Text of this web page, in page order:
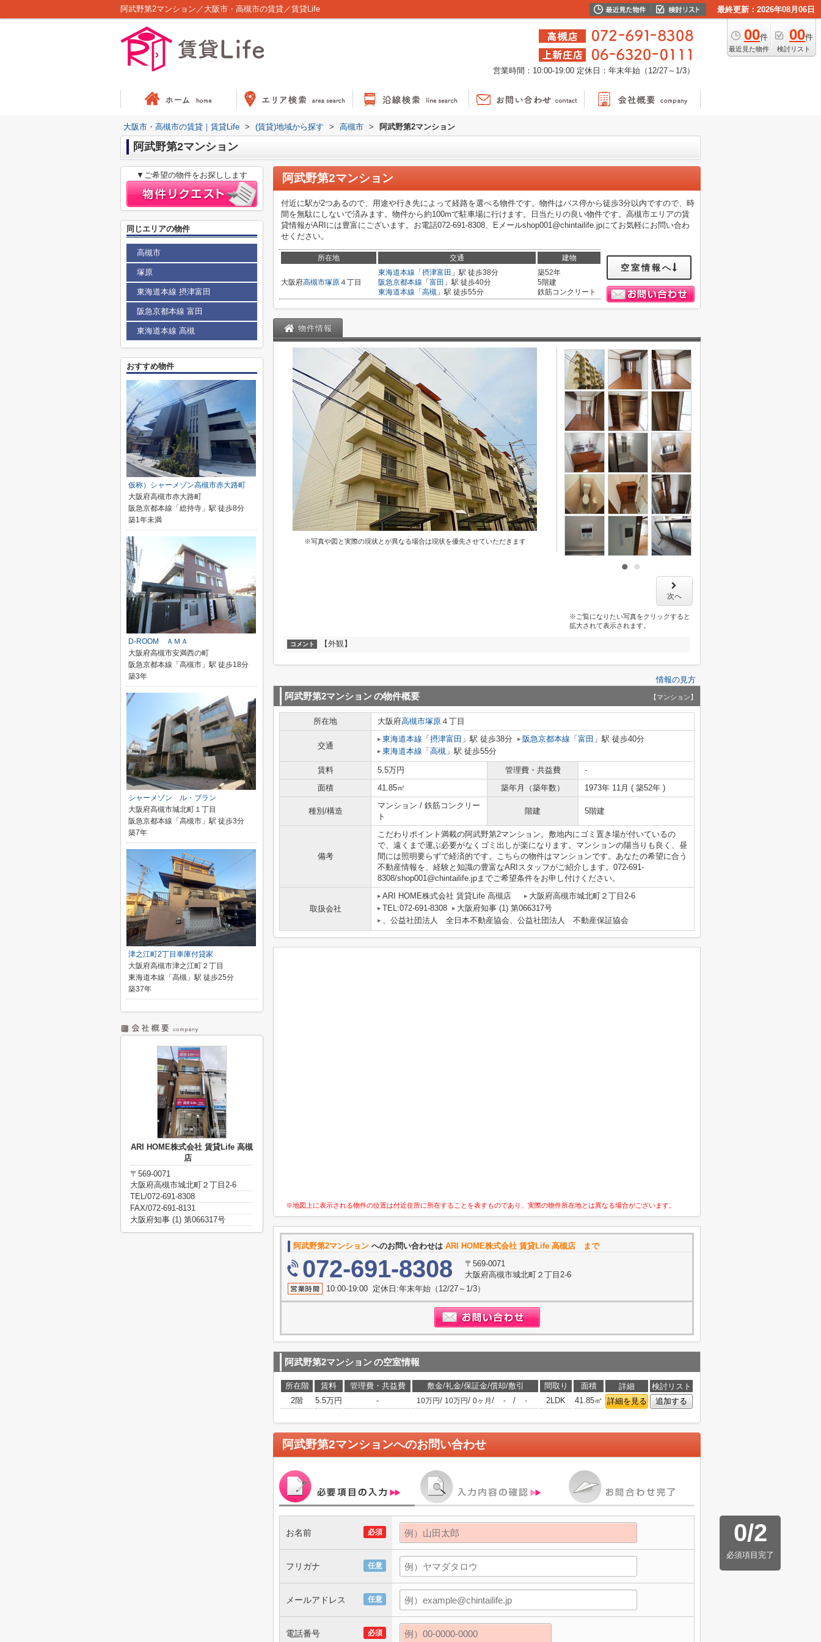
阿武野第2マンション／大阪市・高槻市の賃貸／賃貸Life 最終更新：2026年08月06日
00件
最近見た物件
00件
検討リスト
営業時間：10:00-19:00 定休日：年末年始（12/27～1/3）
大阪市・高槻市の賃貸｜賃貸Life > (賃貸)地域から探す > 高槻市 > 阿武野第2マンション
阿武野第2マンション
阿武野第2マンション
付近に駅が2つあるので、用途や行き先によって経路を選べる物件です。物件はバス停から徒歩3分以内ですので、時
間を無駄にしないで済みます。物件から約100mで駐車場に行けます。日当たりの良い物件です。高槻市エリアの賃
貸情報がARIには豊富にございます。お電話072-691-8308、Eメールshop001@chintailife.jpにてお気軽にお問い合わ
せください。
所在地 交通 建物
大阪府高槻市塚原４丁目
東海道本線 「 摂津富田 」駅 徒歩38分
阪急京都本線 「 富田 」駅 徒歩40分
東海道本線 「 高槻 」駅 徒歩55分
築52年
5階建
鉄筋コンクリート
空室情報へ
物件情報
※写真や図と実際の現状とが異なる場合は現状を優先させていただきます
次へ
※ご覧になりたい写真をクリックすると
拡大されて表示されます。
コメント 【外観】
情報の見方
阿武野第2マンションの物件概要 【マンション】
所在地 大阪府高槻市塚原 ４丁目
交通
東海道本線 「 摂津富田 」駅 徒歩38分 阪急京都本線 「 富田 」駅 徒歩40分
東海道本線 「 高槻 」駅 徒歩55分
賃料 5.5万円 管理費・共益費
-
面積
41.85㎡ 築年月（築年数） 1973年 11月 ( 築52年 )
種別/構造
マンション / 鉄筋コンクリー
ト
階建 5階建
備考
こだわりポイント満載の阿武野第2マンション。敷地内にゴミ置き場が付いているの
で、遠くまで運ぶ必要がなくゴミ出しが楽になります。マンションの陽当りも良く、昼
間には照明要らずで経済的です。こちらの物件はマンションです。あなたの希望に合う
不動産情報を、経験と知識の豊富なARIスタッフがご紹介します。072-691-
8308/shop001@chintailife.jpまでご希望条件をお申し付けください。
取扱会社
ARI HOME株式会社 賃貸Life 高槻店
大阪府高槻市城北町２丁目2-6
TEL:072-691-8308
大阪府知事 (1) 第066317号
、公益社団法人 全日本不動産協会、公益社団法人 不動産保証協会
※地図上に表示される物件の位置は付近住所に所在することを表すものであり、実際の物件所在地とは異なる場合がございます。
阿武野第2マンション へのお問い合わせは ARI HOME株式会社 賃貸Life 高槻店 まで
072-691-8308
〒569-0071
大阪府高槻市城北町２丁目2-6
10:00-19:00 定休日:年末年始（12/27～1/3）
阿武野第2マンションの空室情報
所在階 賃料 管理費・共益費 敷金/礼金/保証金/償却/敷引 間取り 面積 詳細
検討リスト
2階
5.5万円 - 10万円/ 10万円/ 0ヶ月 / - / - 2LDK 41.85㎡ 詳細を見る 追加する
阿武野第2マンションへのお問い合わせ
0/2
必須項目完了
必須
お名前
任意
フリガナ
任意
メールアドレス
必須
電話番号
▼ご希望の物件をお探しします
同じエリアの物件
高槻市
塚原
東海道本線 摂津富田
阪急京都本線 富田
東海道本線 高槻
おすすめ物件
仮称）シャーメゾン高槻市赤大路町
大阪府高槻市赤大路町
阪急京都本線「総持寺」駅 徒歩8分
築1年未満
D-ROOM ＡＭＡ
大阪府高槻市安満西の町
阪急京都本線「高槻市」駅 徒歩18分
築3年
シャーメゾン ル・ブラン
大阪府高槻市城北町１丁目
阪急京都本線「高槻市」駅 徒歩3分
築7年
津之江町2丁目車庫付貸家
大阪府高槻市津之江町２丁目
東海道本線「高槻」駅 徒歩25分
築37年
ARI HOME株式会社 賃貸Life 高槻
店
〒569-0071
大阪府高槻市城北町２丁目2-6
TEL/072-691-8308
FAX/072-691-8131
大阪府知事 (1) 第066317号